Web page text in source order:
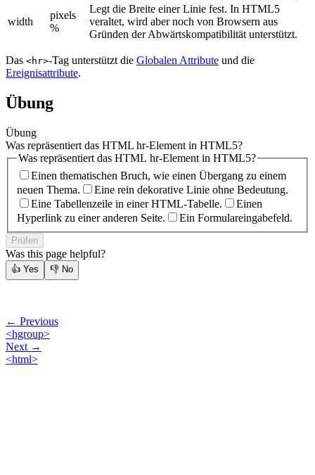
width
pixels
%
Legt die Breite einer Linie fest. In HTML5
veraltet, wird aber noch von Browsern aus
Gründen der Abwärtskompatibilität unterstützt.
Das <hr>-Tag unterstützt die Globalen Attribute und die
Ereignisattribute.
Übung
Übung
Was repräsentiert das HTML hr-Element in HTML5?
Was repräsentiert das HTML hr-Element in HTML5?
Einen thematischen Bruch, wie einen Übergang zu einem
neuen Thema.
Eine rein dekorative Linie ohne Bedeutung.
Eine Tabellenzeile in einer HTML-Tabelle.
Einen
Hyperlink zu einer anderen Seite.
Ein Formulareingabefeld.
Prüfen
Was this page helpful?
👍 Yes 👎 No
← Previous
<hgroup>
Next →
<html>